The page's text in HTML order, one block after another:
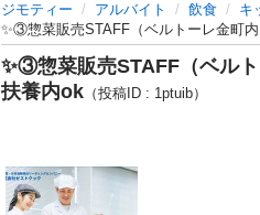
ジモティー アルバイト 飲食 キ
✨③惣菜販売STAFF（ベルトーレ金町内
✨③惣菜販売STAFF（ベルト
扶養内ok （投稿ID : 1ptuib）